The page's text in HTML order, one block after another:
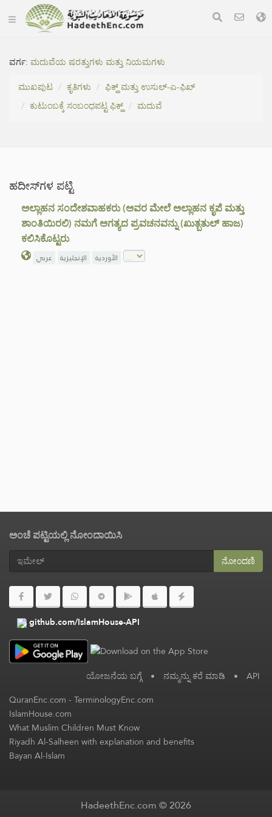
ವರ್ಗ:ಮದುವೆಯ ಷರತ್ತುಗಳು ಮತ್ತು ನಿಯಮಗಳು
ಮುಖಪುಟ
ಕೃತಿಗಳು
ಫಿಕ್ಹ್ ಮತ್ತು ಉಸುಲ್-ಎ-ಫಿಖ್
ಕುಟುಂಬಕ್ಕೆ ಸಂಬಂಧಪಟ್ಟ ಫಿಕ್ಹ್
ಮದುವೆ
ಹದೀಸ್‌ಗಳ ಪಟ್ಟಿ
ಅಲ್ಲಾಹನ ಸಂದೇಶವಾಹಕರು (ಅವರ ಮೇಲೆ ಅಲ್ಲಾಹನ ಕೃಪೆ ಮತ್ತು
ಶಾಂತಿಯಿರಲಿ) ನಮಗೆ ಅಗತ್ಯದ ಪ್ರವಚನವನ್ನು (ಖುತ್ಬತುಲ್ ಹಾಜ)
ಕಲಿಸಿಕೊಟ್ಟರು
عربي الإنجليزية الأوردية
ಅಂಚೆ ಪಟ್ಟಿಯಲ್ಲಿ ನೋಂದಾಯಿಸಿ
ನೋಂದಣಿ
github.com/IslamHouse-API
ಯೋಜನೆಯ ಬಗ್ಗೆ • ನಮ್ಮನ್ನು ಕರೆ ಮಾಡಿ • API
QuranEnc.com-TerminologyEnc.com
IslamHouse.com
What Muslim Children Must Know
Riyadh Al-Salheen with explanation and benefits
Bayan Al-Islam
HadeethEnc.com © 2026